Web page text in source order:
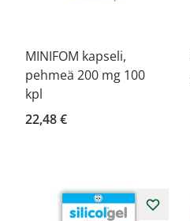
MINIFOM kapseli,
pehmeä 200 mg 100
kpl
22,48 €